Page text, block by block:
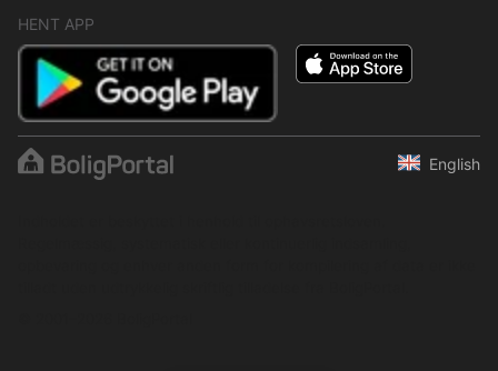
HENT APP
English